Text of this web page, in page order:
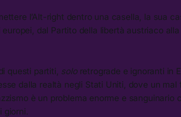
l’Alt-right dentro una casella, la sua
dal Partito della libertà austriaco
questi partiti, soloretrograde e ignoranti in
dalla realtà negli Stati Uniti, dove un
è un problema enorme e sanguinario
giorni.